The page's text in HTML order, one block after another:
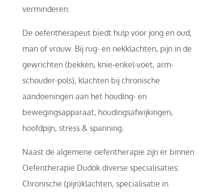
verminderen.
De oefentherapeut biedt hulp voor jong en oud,
man of vrouw. Bij rug- en nekklachten, pijn in de
gewrichten (bekken, knie-enkel-voet, arm-
schouder-pols), klachten bij chronische
aandoeningen aan het houding- en
bewegingsapparaat, houdingsafwijkingen,
hoofdpijn, stress & spanning.
Naast de algemene oefentherapie zijn er binnen
Oefentherapie Dudok diverse specialisaties:
Chronische (pijn)klachten, specialisatie in